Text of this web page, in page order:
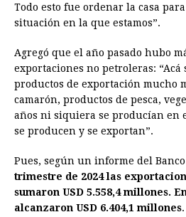
Todo esto fue ordenar la casa
situación en la que estamos”.
Agregó que el año pasado hubo
exportaciones no petroleras: “Acá
productos de exportación mucho
camarón, productos de pesca,
años ni siquiera se producían en
se producen y se exportan”.
Pues, según un informe del
trimestre de 2024 las
sumaron USD 5.558,4 millones.
alcanzaron USD 6.404,1 millones